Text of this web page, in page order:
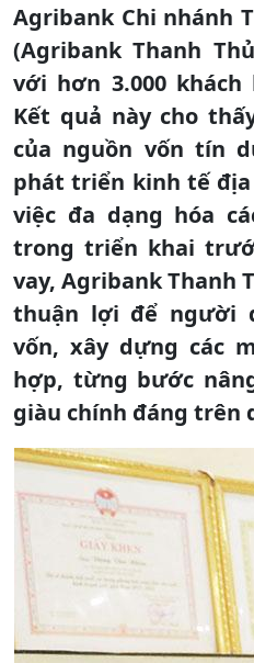
Agribank Chi nhánh
(Agribank Thanh
với hơn 3.000
Kết quả này cho
của nguồn vốn tín
phát triển kinh tế
việc đa dạng hóa
trong triển khai
vay, Agribank Thanh
thuận lợi để người
vốn, xây dựng các
hợp, từng bước
giàu chính đáng trên